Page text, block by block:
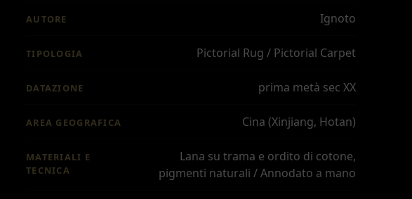
AUTORE Ignoto
TIPOLOGIA Pictorial Rug / Pictorial Carpet
DATAZIONE prima metà sec XX
AREA GEOGRAFICA Cina (Xinjiang, Hotan)
MATERIALI E
TECNICA
Lana su trama e ordito di cotone,
pigmenti naturali / Annodato a mano